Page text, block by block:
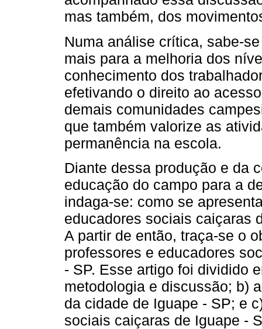
mas também, dos
Numa análise crítica, sabe-
mais para a melhoria dos
conhecimento dos
efetivando o direito ao
demais comunidades
que também valorize as
permanência na escola.
Diante dessa produção e da
educação do campo para a
indaga-se: como se
educadores sociais caiçaras
A partir de então, traça-se o
professores e educadores
- SP. Esse artigo foi dividido
metodologia e discussão; b)
da cidade de Iguape - SP; e
sociais caiçaras de Iguape -